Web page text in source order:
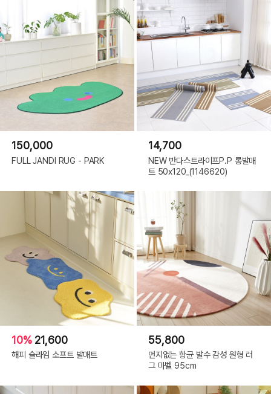
150,000
FULL JANDI RUG - PARK
14,700
NEW 반다스트라이프P.P 롱발매
트 50x120_(1146620)
10% 21,600
해피 슬라임 소프트 발매트
55,800
먼지없는 항균 발수 감성 원형 러
그 마벨 95cm